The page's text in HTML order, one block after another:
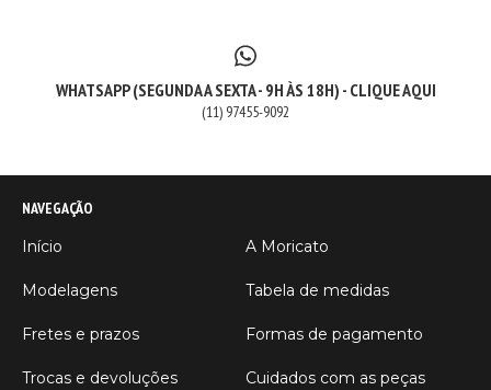
WHATSAPP (SEGUNDA A SEXTA - 9H ÀS 18H) - CLIQUE AQUI
(11) 97455-9092
NAVEGAÇÃO
Início
A Moricato
Modelagens Tabela de medidas
Fretes e prazos Formas de pagamento
Trocas e devoluções Cuidados com as peças